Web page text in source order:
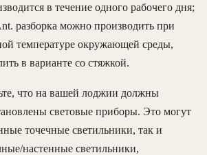
в течение одного рабочего дня;
разборка можно производить при
температуре окружающей среды,
в варианте со стяжкой.
что на вашей лоджии должны
световые приборы. Это могут
точечные светильники, так и
настенные светильники,